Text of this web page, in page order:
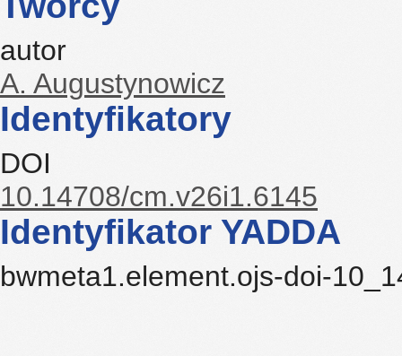
autor
A. Augustynowicz
Identyfikatory
DOI
10.14708/cm.v26i1.6145
Identyfikator YADDA
bwmeta1.element.ojs-doi-